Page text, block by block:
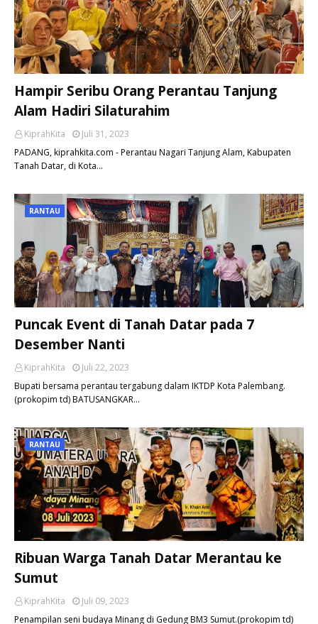
Hampir Seribu Orang Perantau Tanjung
Alam Hadiri Silaturahim
KiprahKita
Juli 31, 2023
PADANG, kiprahkita.com - Perantau Nagari Tanjung Alam, Kabupaten
Tanah Datar, di Kota…
RANTAU
Puncak Event di Tanah Datar pada 7
Desember Nanti
KiprahKita
Juli 22, 2023
Bupati bersama perantau tergabung dalam IKTDP Kota Palembang.
(prokopim td) BATUSANGKAR…
RANTAU
Ribuan Warga Tanah Datar Merantau ke
Sumut
KiprahKita
Juli 09, 2023
Penampilan seni budaya Minang di Gedung BM3 Sumut.(prokopim td)